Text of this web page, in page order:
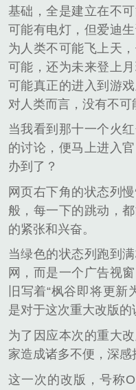
基础，全是建立在不
可能有电灯，但爱迪
为人类不可能飞上天
可能，还为未来登上
可能真正的进入到游
对人类而言，没有不可
当我看到那十一个火
的讨论，便马上进入
办到了？
网页右下角的状态列
般，每一下的跳动，
的紧张和兴奋。
当绿色的状态列跑到
网，而是一个广告视
旧写着“枫谷即将更新
是对于这次重大改版的
为了因应本次的重大
家造成诸多不便，深感
这一次的改版，号称